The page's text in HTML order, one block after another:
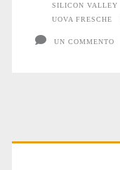
SILICON VALLEY
UOVA FRESCHE
UN COMMENTO
Primary